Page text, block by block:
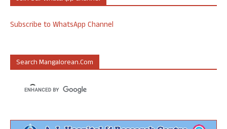
Subscribe to WhatsApp Channel
Search Mangalorean.com